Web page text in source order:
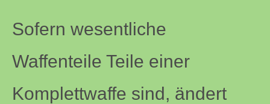
Sofern wesentliche
Waffenteile Teile einer
Komplettwaffe sind, ändert